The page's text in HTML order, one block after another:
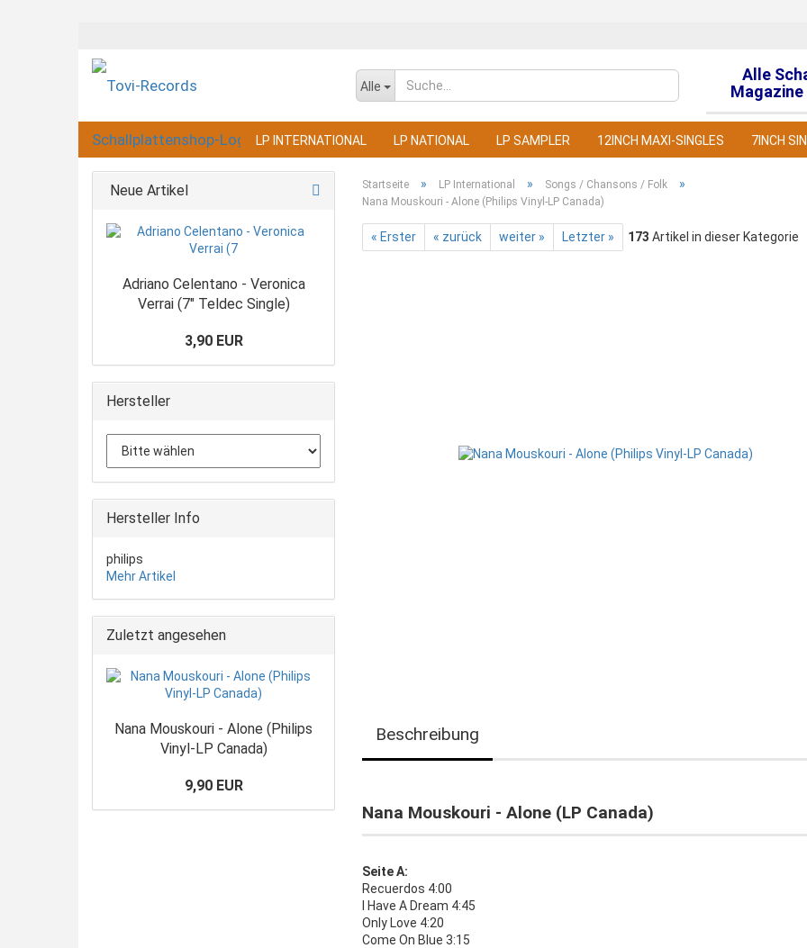
Sprache
Alle
Alle
LP INTERNATIONAL LP NATIONAL LP SAMPLER 12INCH MAXI-SINGLES 7INCH
Startseite » LP International » Songs / Chansons / Folk »
Nana Mouskouri - Alone (Philips Vinyl-LP Canada)
« Erster « zurück weiter » Letzter » 173 Artikel in dieser Kategorie
Beschreibung
Nana Mouskouri - Alone (LP Canada)
Seite A:
Recuerdos 4:00
I Have A Dream 4:45
Only Love 4:20
Come On Blue 3:15
Neue Artikel
Adriano Celentano - Veronica
Verrai (7" Teldec Single)
3,90 EUR
Hersteller
Hersteller Info
philips
Mehr Artikel
Zuletzt angesehen
Nana Mouskouri - Alone (Philips
Vinyl-LP Canada)
9,90 EUR